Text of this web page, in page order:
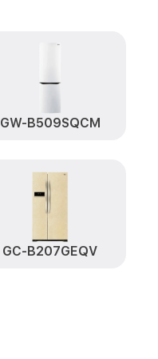
Заказать
Заказать
Заказать
GW-B509SQCM
GC-B207GEQV